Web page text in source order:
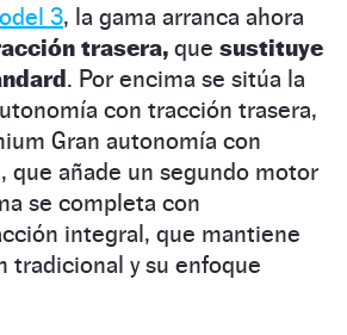
3, la gama arranca ahora
trasera, que sustituye
. Por encima se sitúa la
con tracción trasera,
Gran autonomía con
que añade un segundo motor
se completa con
integral, que mantiene
tradicional y su enfoque